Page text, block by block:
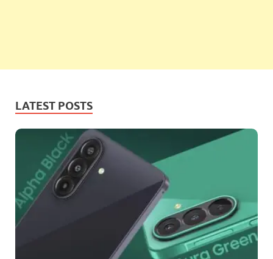
LATEST POSTS